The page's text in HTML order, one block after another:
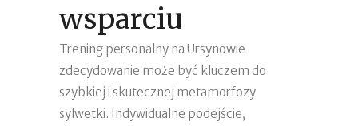
wsparciu
Trening personalny na Ursynowie
zdecydowanie może być kluczem do
szybkiej i skutecznej metamorfozy
sylwetki. Indywidualne podejście,